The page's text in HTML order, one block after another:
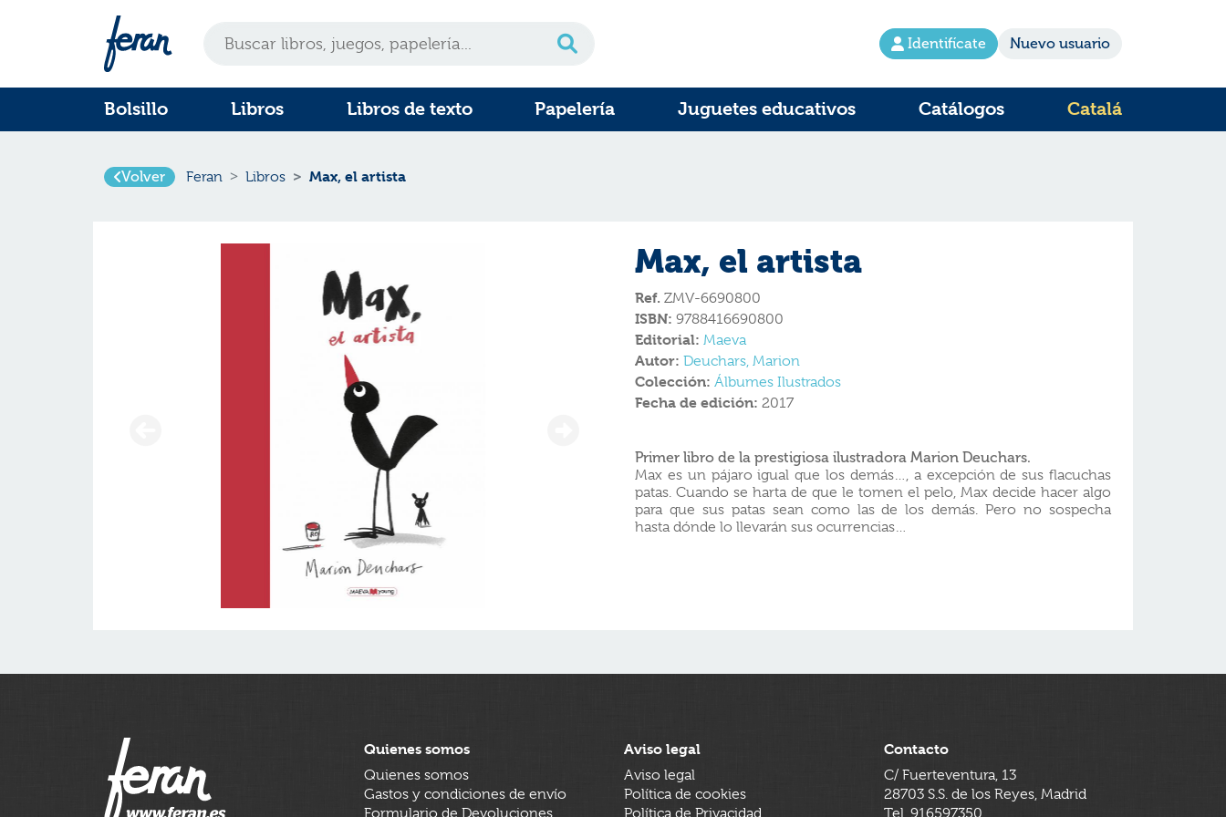
Identifícate Nuevo usuario
Bolsillo Libros Libros de texto Papelería Juguetes educativos Catálogos Catalá
Volver Feran Libros Max, el artista
Max, el artista
Ref. ZMV-6690800
ISBN: 9788416690800
Editorial: Maeva
Autor: Deuchars, Marion
Colección: Álbumes Ilustrados
Fecha de edición: 2017
Primer libro de la prestigiosa ilustradora Marion Deuchars.
Max es un pájaro igual que los demás…, a excepción de sus flacuchas
patas. Cuando se harta de que le tomen el pelo, Max decide hacer algo
para que sus patas sean como las de los demás. Pero no sospecha
hasta dónde lo llevarán sus ocurrencias…
Quienes somos
Quienes somos
Gastos y condiciones de envío
Formulario de Devoluciones
Aviso legal
Aviso legal
Política de cookies
Política de Privacidad
Contacto
C/ Fuerteventura, 13
28703 S.S. de los Reyes, Madrid
Tel. 916597350